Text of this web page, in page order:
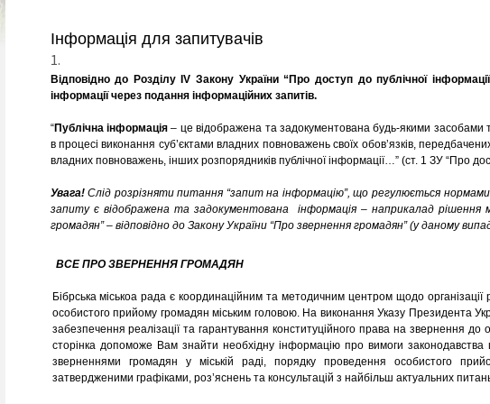
Інформація для запитувачів
Відповідно до Розділу IV Закону України “Про доступ до публічної
інформації через подання інформаційних запитів.
“Публічна інформація– це відображена та задокументована будь-якими
в процесі виконання суб’єктами владних повноважень своїх обов’язків,
владних повноважень, інших розпорядників публічної інформації…” (ст. 1 ЗУ “Про
Увага!Слід розрізняти питання “запит на інформацію”, що регулюється
запиту є відображена та задокументована інформація – наприкалад
громадян” – відповідно до Закону України “Про звернення громадян” (у даному
ВСЕ ПРО ЗВЕРНЕННЯ ГРОМАДЯН
Бібрська міськоа рада є координаційним та методичним центром щодо
особистого прийому громадян міським головою. На виконання Указу Президента
забезпечення реалізації та гарантування конституційного права на звернення
сторінка допоможе Вам знайти необхідну інформацію про вимоги
зверненнями громадян у міській раді, порядку проведення особистого
затвердженими графіками, роз’яснень та консультацій з найбільш актуальних